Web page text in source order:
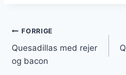
Indlægsnavigation
FORRIGE
Quesadillas med rejer
og bacon